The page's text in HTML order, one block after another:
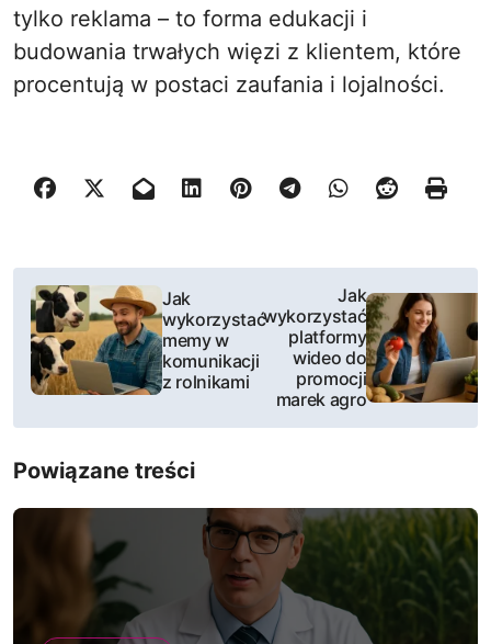
tylko reklama – to forma edukacji i
budowania trwałych więzi z klientem, które
procentują w postaci zaufania i lojalności.
N
w
i
g
a
Jak
wykorzystać
memy w
komunikacji
z rolnikami
Jak
wykorzystać
platformy
wideo do
promocji
marek agro
Powiązane treści